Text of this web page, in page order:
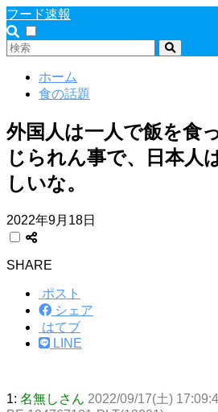
フード速報
ホーム
食の話題
外国人は一人で飯を食
じられん事で、日本人
しいな。
2022年9月18日
SHARE
ポスト
シェア
はてブ
LINE
1: 名無しさん 2022/09/17(土)